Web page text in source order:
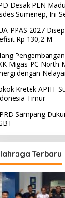
Sampang
Kaum
Desak PLN
Sumenep, Ini
PPAS 2027
Rp 130,2 M
Migas-PC North
dengan
Kretek APHT
Timur
Sampang
Terbaru